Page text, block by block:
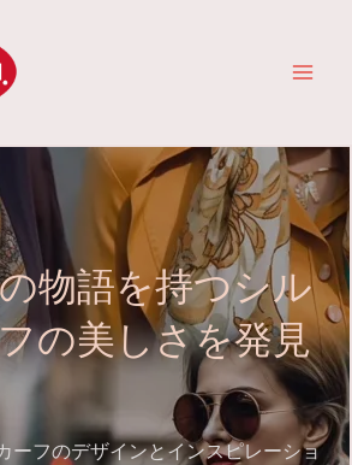
イ
メ
ニ
ュ
ー
物語を持つシル
の美しさを発見
ーフのデザインとインスピレーショ